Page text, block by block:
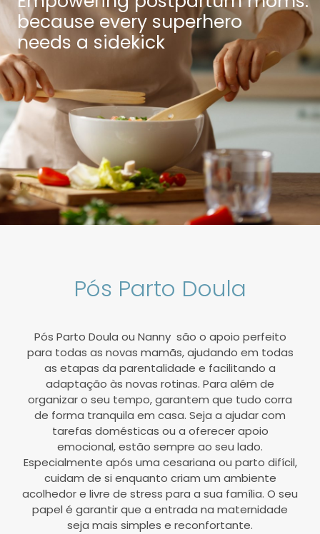
because every superhero
needs a sidekick
Pós Parto Doula
Pós Parto Doula ou Nanny são o apoio perfeito
para todas as novas mamãs, ajudando em todas
as etapas da parentalidade e facilitando a
adaptação às novas rotinas. Para além de
organizar o seu tempo, garantem que tudo corra
de forma tranquila em casa. Seja a ajudar com
tarefas domésticas ou a oferecer apoio
emocional, estão sempre ao seu lado.
Especialmente após uma cesariana ou parto difícil,
cuidam de si enquanto criam um ambiente
acolhedor e livre de stress para a sua família. O seu
papel é garantir que a entrada na maternidade
seja mais simples e reconfortante.